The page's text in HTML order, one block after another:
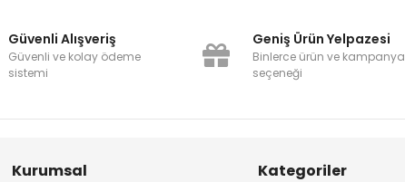
Güvenli Alışveriş
Güvenli ve kolay ödeme
sistemi
Geniş Ürün Yelpazesi
Binlerce ürün ve kampanya
seçeneği
Kurumsal Kategoriler